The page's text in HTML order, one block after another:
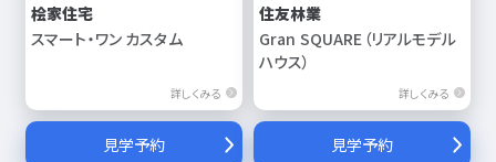
桧家住宅
スマート・ワン カスタム
詳しくみる
見学予約
住友林業
Gran SQUARE（リアルモデル
ハウス）
詳しくみる
見学予約